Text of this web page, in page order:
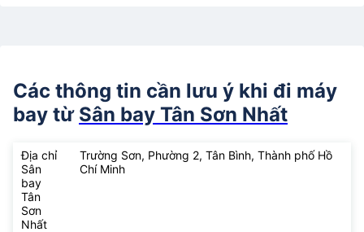
Các thông tin cần lưu ý khi đi máy
bay từ Sân bay Tân Sơn Nhất
Địa chỉ
Sân
bay
Tân
Sơn
Nhất
Trường Sơn, Phường 2, Tân Bình, Thành phố Hồ
Chí Minh